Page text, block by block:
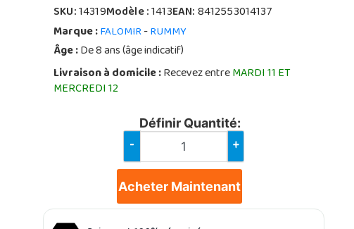
SKU:14319Modèle :1413EAN:8412553014137
Marque :FALOMIR-RUMMY
Âge :De 8 ans (âge indicatif)
Livraison à domicile :Recevez entreMARDI 11 ET
MERCREDI 12
Définir Quantité:
- +
Acheter Maintenant